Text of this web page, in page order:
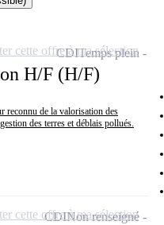
H/F (H/F)
reconnu de la valorisation des
des terres et déblais pollués.
CDITemps plein
cette offre à ma sélection
CDINon renseigné
cette offre à ma sélection